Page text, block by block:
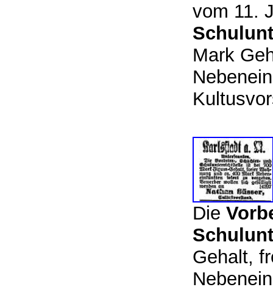
vom 11.
Mark
Die
Gehalt,